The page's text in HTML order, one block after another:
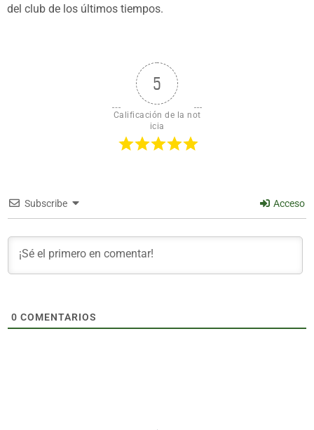
del club de los últimos tiempos.
5
Calificación de la not
icia
Subscribe Acceso
0 COMENTARIOS